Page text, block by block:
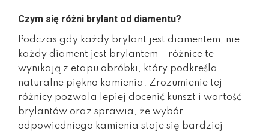
Czym się różni brylant od diamentu?
Podczas gdy każdy brylant jest diamentem, nie
każdy diament jest brylantem – różnice te
wynikają z etapu obróbki, który podkreśla
naturalne piękno kamienia. Zrozumienie tej
różnicy pozwala lepiej docenić kunszt i wartość
brylantów oraz sprawia, że wybór
odpowiedniego kamienia staje się bardziej